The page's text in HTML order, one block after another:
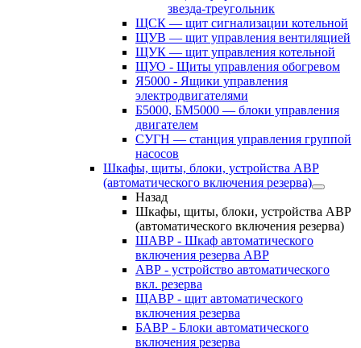
звезда-треугольник
ЩСК — щит сигнализации котельной
ЩУВ — щит управления вентиляцией
ЩУК — щит управления котельной
ЩУО - Щиты управления обогревом
Я5000 - Ящики управления
электродвигателями
Б5000, БМ5000 — блоки управления
двигателем
СУГН — станция управления группой
насосов
Шкафы, щиты, блоки, устройства АВР
(автоматического включения резерва)
Назад
Шкафы, щиты, блоки, устройства АВР
(автоматического включения резерва)
ШАВР - Шкаф автоматического
включения резерва АВР
АВР - устройство автоматического
вкл. резерва
ЩАВР - щит автоматического
включения резерва
БАВР - Блоки автоматического
включения резерва